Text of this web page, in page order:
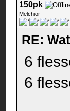
150pk
Melchior
RE:
6
6